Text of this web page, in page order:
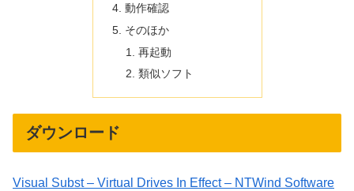
動作確認
そのほか
再起動
類似ソフト
ダウンロード
Visual Subst – Virtual Drives In Effect – NTWind Software